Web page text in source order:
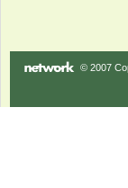
© 2007